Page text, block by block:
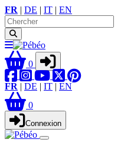
FR | DE | IT | EN
0
FR | DE | IT | EN
0
Connexion